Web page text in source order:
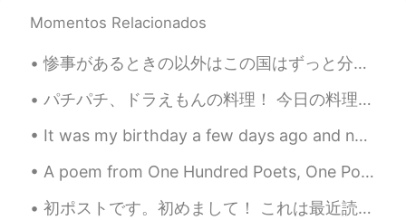
Momentos Relacionados
惨事があるときの以外はこの国はずっと分かれってるそう。みんなは強い意見があります。たまに、自分の意見を全然述べない。みんなは自分の声だけが聞こえるので。みんなの心の距離が遠すぎた。聞こえるために...
パチパチ、ドラえもんの料理！ 今日の料理は、尻が重いロボットのラタトゥイユです（笑）。材料は、２つの玉ねぎ、一本の大きいズッキーニ、4つのパプリカ、沢山の人参、オリブオイルです。夜間で煮（に）...
It was my birthday a few days ago and now I am old enough to drink in Canada! 私の誕生日きたー！カナダでお酒飲める年...
A poem from One Hundred Poets, One Poem Each (Hyakunin isshu, 百人一首) by Fujiwara no Teika. Transl...
初ポストです。初めまして！ これは最近読んだ本です。雨の日、家でお茶を飲みながら本を読むのが最高ですね😊 みなさん、好きな作家がいますか？ Here are some books I've ...